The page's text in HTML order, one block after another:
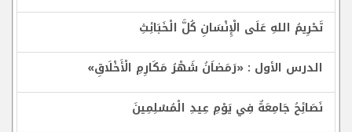
تَحْرِيمُ اللهِ عَلَى الْإِنْسَانِ كُلَّ الْخَبَائِثِ
الدرس الأول : «رَمَضاَنُ شَهْرُ مَكَارِمِ الْأَخْلَاقِ»
نَصَائِحُ جَامِعَةٌ فِي يَوْمِ عِيدِ الْمُسْلِمِينَ